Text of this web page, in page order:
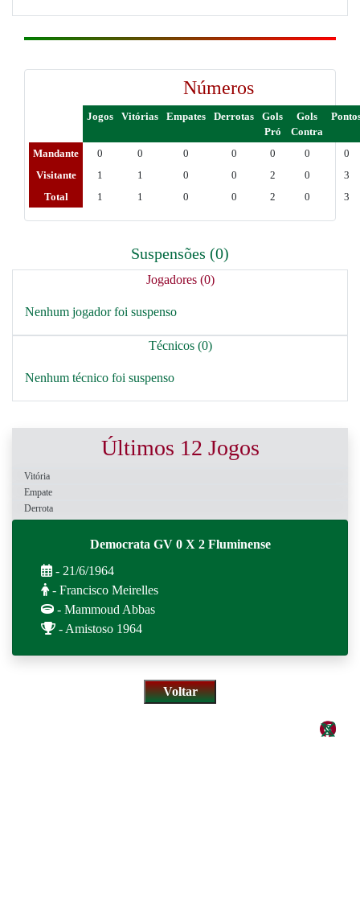
Números
Jogos Vitórias Empates Derrotas
Gols
Pró
Gols
Contra
Mandante 0 0 0 0 0 0
0
Visitante
1 1 0 0 2 0
3
Total
1 1 0 0 2 0 3
Suspensões (0)
Jogadores (0)
Nenhum jogador foi suspenso
Técnicos (0)
Nenhum técnico foi suspenso
Últimos 12 Jogos
Vitória
Empate
Derrota
Democrata GV 0 X 2 Fluminense
- 21/6/1964
- Francisco Meirelles
- Mammoud Abbas
- Amistoso 1964